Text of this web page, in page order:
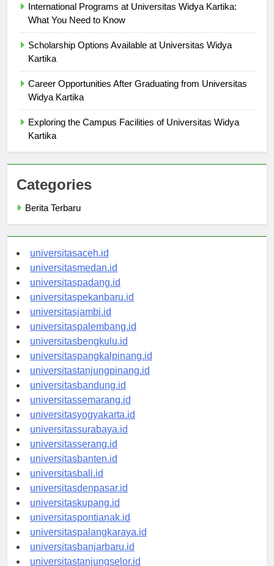
International Programs at Universitas Widya Kartika:
Scholarship Options Available at Universitas Widya
Career Opportunities After Graduating from Universitas
Exploring the Campus Facilities of Universitas Widya
Categories
universitasaceh.id
universitasmedan.id
universitaspadang.id
universitaspekanbaru.id
universitasjambi.id
universitaspalembang.id
universitasbengkulu.id
universitaspangkalpinang.id
universitastanjungpinang.id
universitasbandung.id
universitassemarang.id
universitasyogyakarta.id
universitassurabaya.id
universitasserang.id
universitasbanten.id
universitasbali.id
universitasdenpasar.id
universitaskupang.id
universitaspontianak.id
universitaspalangkaraya.id
universitasbanjarbaru.id